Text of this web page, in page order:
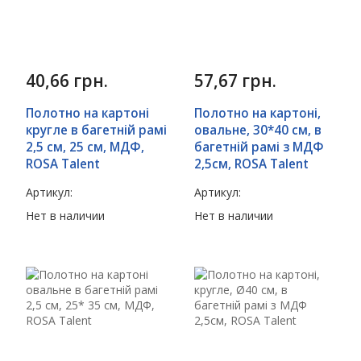
40,66 грн.
Полотно на картоні
кругле в багетній рамі
2,5 см, 25 см, МДФ,
ROSA Talent
Артикул:
Нет в наличии
57,67 грн.
Полотно на картоні,
овальне, 30*40 см, в
багетній рамі з МДФ
2,5см, ROSA Talent
Артикул:
Нет в наличии